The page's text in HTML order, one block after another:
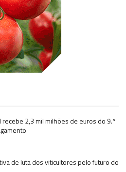
recebe 2,3 mil milhões de euros do 9.º
de luta dos viticultores pelo futuro do